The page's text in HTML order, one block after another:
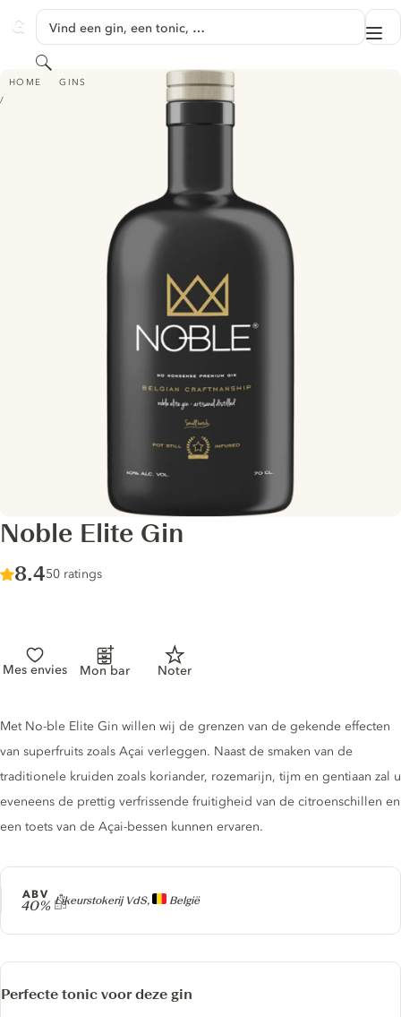
GINVENTORY
Vind een gin, een tonic, …
Zoeken
HOME GINS
NOBLE ELITE GIN
Noble Elite Gin
Score :
8.4/ 10
50 ratings
Mes envies Mon bar Noter
Producer
Likeurstokerij VdS, België
ABV
40%
Gin description
Met No-ble Elite Gin willen wij de grenzen van de gekende effecten
van superfruits zoals Açai verleggen. Naast de smaken van de
traditionele kruiden zoals koriander, rozemarijn, tijm en gentiaan zal u
eveneens de prettig verfrissende fruitigheid van de citroenschillen en
een toets van de Açai-bessen kunnen ervaren.
Perfecte tonic voor deze gin